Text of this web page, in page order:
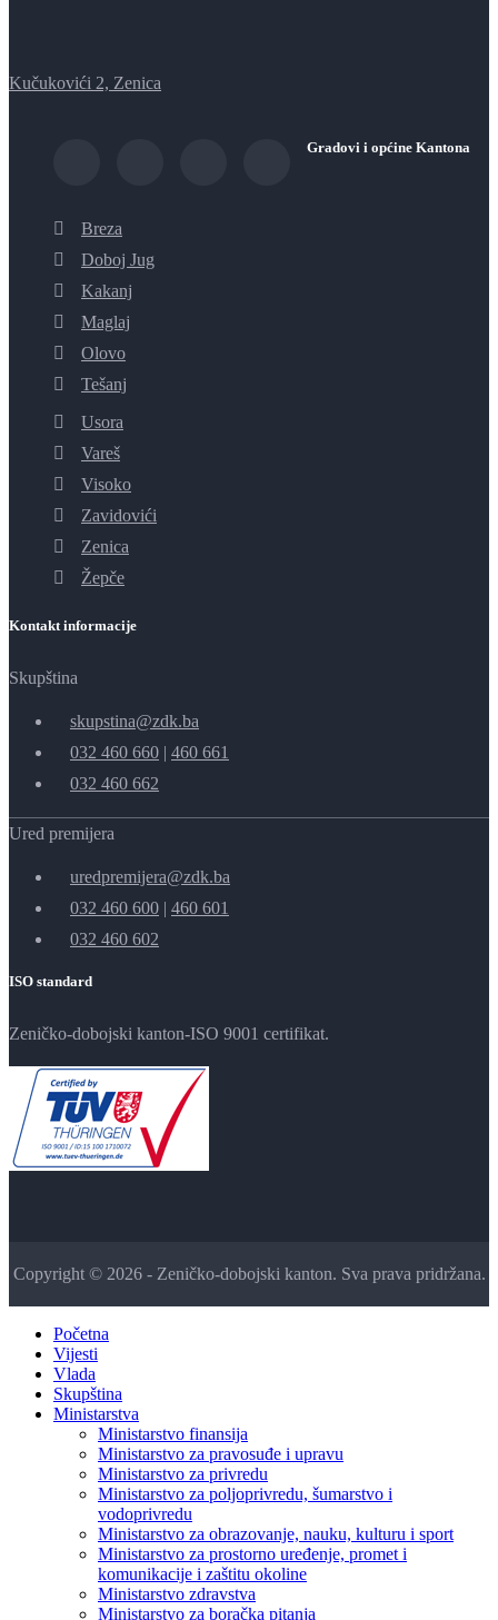
Kučukovići 2, Zenica
Gradovi i općine Kantona
Breza
Doboj Jug
Kakanj
Maglaj
Olovo
Tešanj
Usora
Vareš
Visoko
Zavidovići
Zenica
Žepče
Kontakt informacije
Skupština
skupstina@zdk.ba
032 460 660 | 460 661
032 460 662
Ured premijera
uredpremijera@zdk.ba
032 460 600 | 460 601
032 460 602
ISO standard
Zeničko-dobojski kanton-ISO 9001 certifikat.
Copyright © 2026 - Zeničko-dobojski kanton. Sva prava pridržana.
Početna
Vijesti
Vlada
Skupština
Ministarstva
Ministarstvo finansija
Ministarstvo za pravosuđe i upravu
Ministarstvo za privredu
Ministarstvo za poljoprivredu, šumarstvo i
vodoprivredu
Ministarstvo za obrazovanje, nauku, kulturu i sport
Ministarstvo za prostorno uređenje, promet i
komunikacije i zaštitu okoline
Ministarstvo zdravstva
Ministarstvo za boračka pitanja